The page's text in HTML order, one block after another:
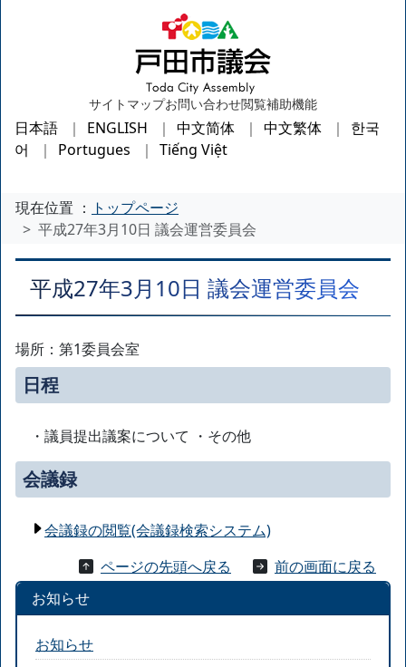
サイトマップお問い合わせ閲覧補助機能
日本語 ENGLISH 中文简体 中文繁体
한국
어
Portugues Tiếng Việt
現在位置 ： トップページ
平成27年3月10日 議会運営委員会
平成27年3月10日 議会運営委員会
場所：第1委員会室
日程
・議員提出議案について ・その他
会議録
会議録の閲覧(会議録検索システム)
ページの先頭へ戻る
前の画面に戻る
お知らせ
お知らせ